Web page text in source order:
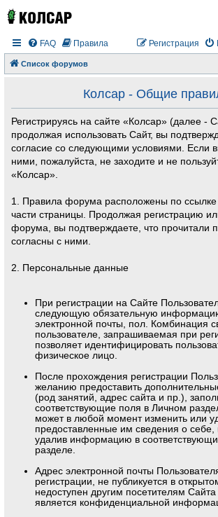
FAQ Правила Регистрация
Список форумов
Колсар - Общие
Регистрируясь на сайте «Колсар» (далее -
продолжая использовать Сайт, вы
согласие со следующими условиями. Если
ними, пожалуйста, не заходите и не
«Колсар».
1. Правила форума расположены по
части страницы. Продолжая регистрацию
форума, вы подтверждаете, что прочитали
согласны с ними.
2. Персональные данные
При регистрации на Сайте
следующую обязательную
электронной почты, пол. Комбинация
пользователе, запрашиваемая при
позволяет идентифицировать
физическое лицо.
После прохождения регистрации
желанию предоставить
(род занятий, адрес сайта и пр.),
соответствующие поля в Личном
может в любой момент изменить или
предоставленные им сведения о себе,
удалив информацию в
разделе.
Адрес электронной почты
регистрации, не публикуется в
недоступен другим посетителям Сайта
является конфиденциальной